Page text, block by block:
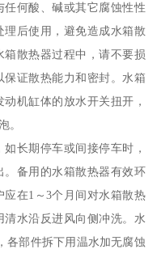
何酸、碱或其它腐蚀性性
后使用，避免造成水箱散
散热器过程中，请不要损
证散热能力和密封。水箱
机缸体的放水开关扭开，
。
长期停车或间接停车时，
备用的水箱散热器有效环
在1～3个月间对水箱散热
水沿反进风向侧冲洗。水
各部件拆下用温水加无腐蚀